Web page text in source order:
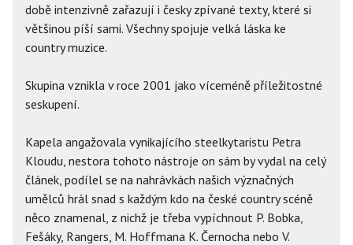
době intenzivně zařazují i česky zpívané texty, které si
většinou píší sami. Všechny spojuje velká láska ke
country muzice.
Skupina vznikla v roce 2001 jako víceméně příležitostné
seskupení.
Kapela angažovala vynikajícího steelkytaristu Petra
Kloudu, nestora tohoto nástroje on sám by vydal na celý
článek, podílel se na nahrávkách našich význačných
umělců hrál snad s každým kdo na české country scéně
něco znamenal, z nichž je třeba vypíchnout P. Bobka,
Fešáky, Rangers, M. Hoffmana K. Černocha nebo V.